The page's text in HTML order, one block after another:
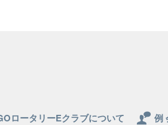
ロータリーEクラブについて 例